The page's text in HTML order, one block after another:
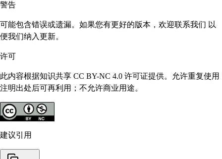
警告
可能包含错误或遗漏。如果您有更好的版本，欢迎联系我们 以
便我们纳入更新。
许可
此内容根据知识共享 CC BY-NC 4.0 许可证提供。允许重复使用
注明出处后可再利用；不允许商业用途。
建议引用